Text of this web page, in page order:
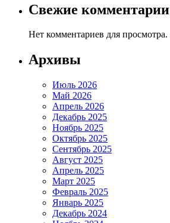
Свежие комментарии
Нет комментариев для просмотра.
Архивы
Июль 2026
Май 2026
Апрель 2026
Декабрь 2025
Ноябрь 2025
Октябрь 2025
Сентябрь 2025
Август 2025
Апрель 2025
Март 2025
Февраль 2025
Январь 2025
Декабрь 2024